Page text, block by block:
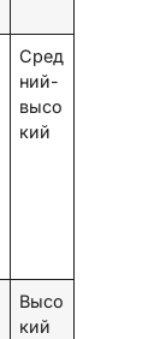
Сред
ний-
высо
кий
Высо
кий